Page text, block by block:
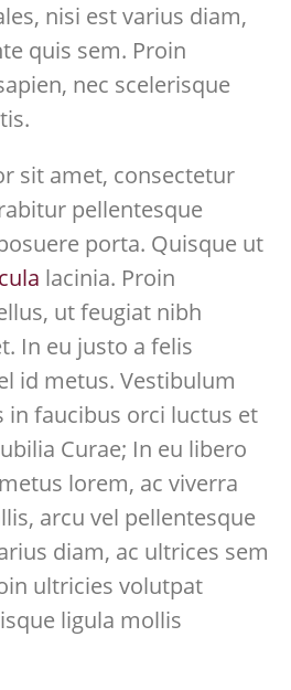
nisi est varius diam,
quis sem. Proin
nec scelerisque
sit amet, consectetur
pellentesque
porta. Quisque ut
lacinia. Proin
ut feugiat nibh
In eu justo a felis
id metus. Vestibulum
faucibus orci luctus et
Curae; In eu libero
lorem, ac viverra
arcu vel pellentesque
diam, ac ultrices sem
ultricies volutpat
ligula mollis